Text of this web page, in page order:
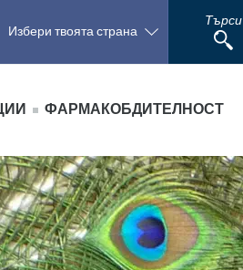
Избери твоята страна
Poland
Portugal
Romania
Russia
Търси
ФАРМАКОБДИТЕЛНОСТ